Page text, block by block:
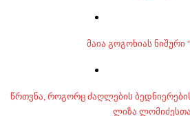
მაია გოგოხიას ნიშური
წრთვნა, როგორც ძაღლების
ლიზა